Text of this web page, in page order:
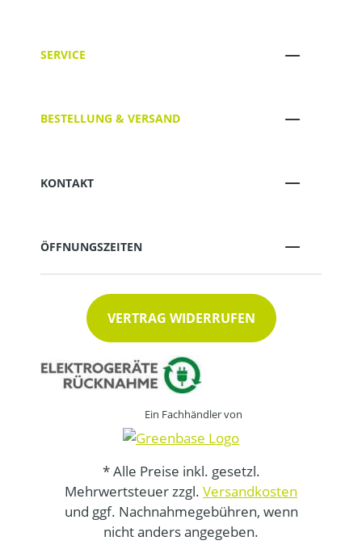
SERVICE
BESTELLUNG & VERSAND
KONTAKT
ÖFFNUNGSZEITEN
VERTRAG WIDERRUFEN
Ein Fachhändler von
* Alle Preise inkl. gesetzl.
Mehrwertsteuer zzgl. Versandkosten
und ggf. Nachnahmegebühren, wenn
nicht anders angegeben.